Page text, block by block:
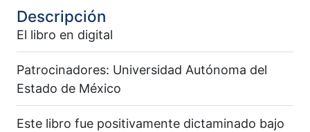
Descripción
El libro en digital
Patrocinadores: Universidad Autónoma del
Estado de México
Este libro fue positivamente dictaminado bajo